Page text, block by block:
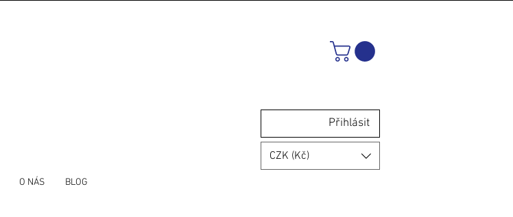
Přihlásit
CZK (Kč)
O NÁS BLOG